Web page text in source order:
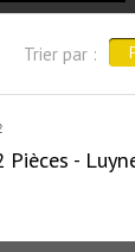
Trier par :
-